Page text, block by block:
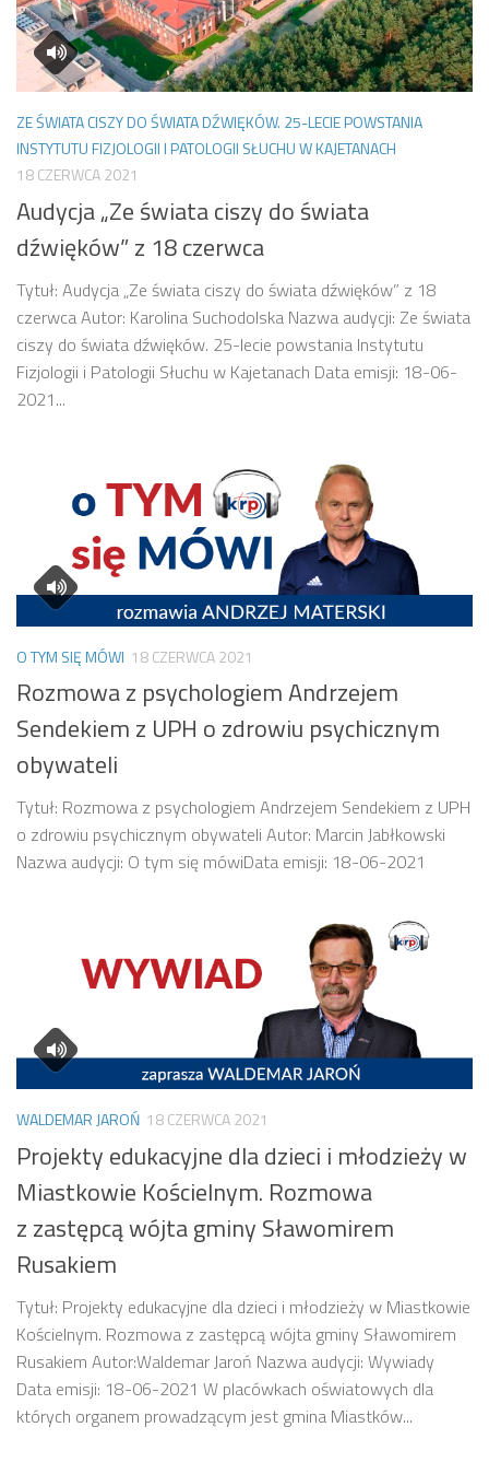
ZE ŚWIATA CISZY DO ŚWIATA DŹWIĘKÓW. 25-LECIE POWSTANIA
INSTYTUTU FIZJOLOGII I PATOLOGII SŁUCHU W KAJETANACH
18 CZERWCA 2021
Audycja „Ze świata ciszy do świata
dźwięków” z 18 czerwca
Tytuł: Audycja „Ze świata ciszy do świata dźwięków” z 18
czerwca Autor: Karolina Suchodolska Nazwa audycji: Ze świata
ciszy do świata dźwięków. 25-lecie powstania Instytutu
Fizjologii i Patologii Słuchu w Kajetanach Data emisji: 18-06-
2021...
O TYM SIĘ MÓWI 18 CZERWCA 2021
Rozmowa z psychologiem Andrzejem
Sendekiem z UPH o zdrowiu psychicznym
obywateli
Tytuł: Rozmowa z psychologiem Andrzejem Sendekiem z UPH
o zdrowiu psychicznym obywateli Autor: Marcin Jabłkowski
Nazwa audycji: O tym się mówiData emisji: 18-06-2021
WALDEMAR JAROŃ 18 CZERWCA 2021
Projekty edukacyjne dla dzieci i młodzieży w
Miastkowie Kościelnym. Rozmowa
z zastępcą wójta gminy Sławomirem
Rusakiem
Tytuł: Projekty edukacyjne dla dzieci i młodzieży w Miastkowie
Kościelnym. Rozmowa z zastępcą wójta gminy Sławomirem
Rusakiem Autor:Waldemar Jaroń Nazwa audycji: Wywiady
Data emisji: 18-06-2021 W placówkach oświatowych dla
których organem prowadzącym jest gmina Miastków...